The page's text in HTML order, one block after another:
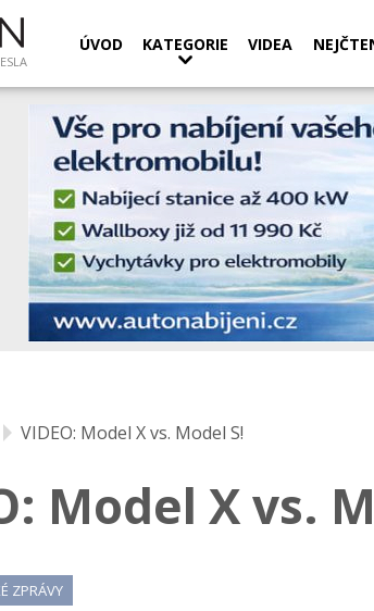
ÚVOD KATEGORIE VIDEA
VIDEO: Model X vs. Model S!
Model X vs.
ZPRÁVY